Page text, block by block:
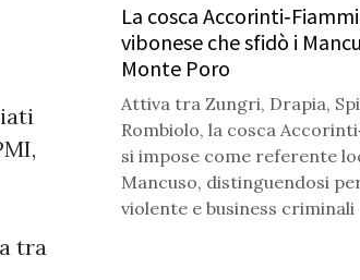
tra
La cosca
vibonese che sfidò i
Monte Poro
Attiva tra Zungri, Drapia,
Rombiolo, la cosca
si impose come referente
Mancuso, distinguendosi
violente e business criminali